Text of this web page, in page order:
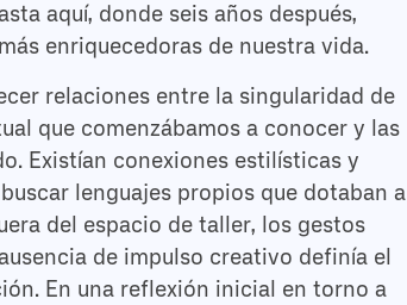
aquí, donde seis años después,
enriquecedoras de nuestra vida.
relaciones entre la singularidad de
que comenzábamos a conocer y las
Existían conexiones estilísticas y
lenguajes propios que dotaban a
del espacio de taller, los gestos
de impulso creativo definía el
En una reflexión inicial en torno a